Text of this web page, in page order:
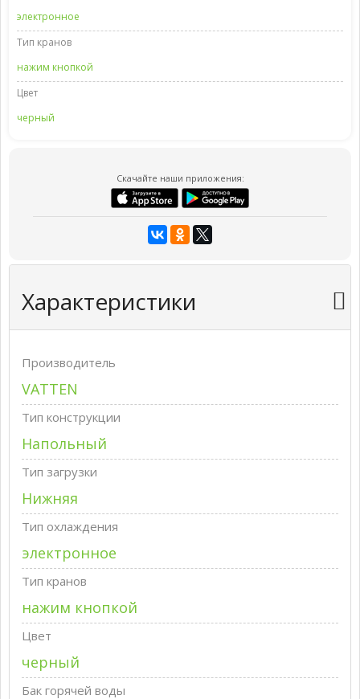
электронное
Тип кранов
нажим кнопкой
Цвет
черный
Скачайте наши приложения:
Характеристики
Производитель
VATTEN
Тип конструкции
Напольный
Тип загрузки
Нижняя
Тип охлаждения
электронное
Тип кранов
нажим кнопкой
Цвет
черный
Бак горячей воды